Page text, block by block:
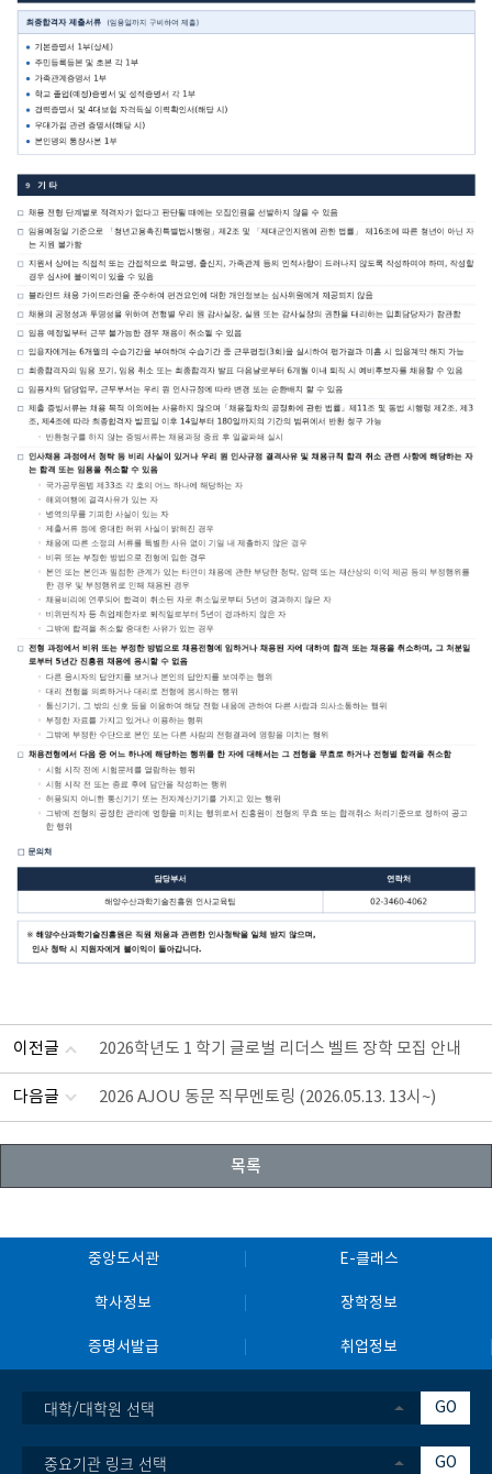
이전글 2026학년도 1 학기 글로벌 리더스 벨트 장학 모집 안내
다음글 2026 AJOU 동문 직무멘토링 (2026.05.13. 13시~)
목록
중앙도서관 E-클래스
학사정보 장학정보
증명서발급 취업정보
대학/대학원 선택 GO
중요기관 링크 선택 GO